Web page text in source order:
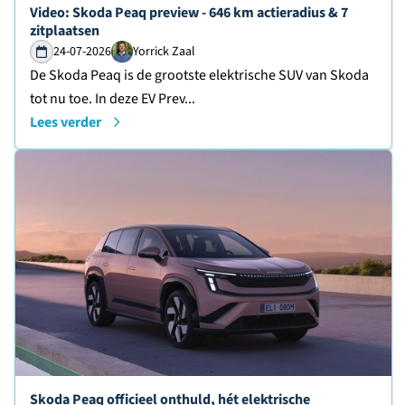
Lees verder over
Video: Skoda Peaq preview - 646 km actieradius & 7
zitplaatsen
24-07-2026 Yorrick Zaal
De Skoda Peaq is de grootste elektrische SUV van Skoda
tot nu toe. In deze EV Prev...
Lees verder
Lees verder over
Skoda Peaq officieel onthuld, hét elektrische